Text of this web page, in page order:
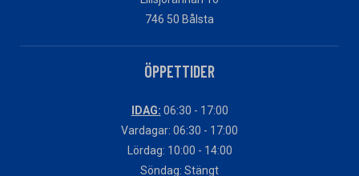
746 50 Bålsta
ÖPPETTIDER
IDAG: 06:30 - 17:00
Vardagar: 06:30 - 17:00
Lördag: 10:00 - 14:00
Söndag: Stängt